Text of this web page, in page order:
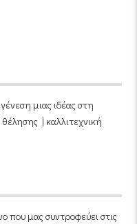
μιας ιδέας στη
| καλλιτεχνική
που μας συντροφεύει στις